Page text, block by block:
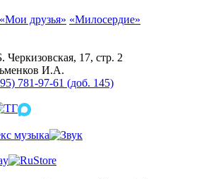
друзья» «Милосердие»
Черкизовская, 17, стр. 2
И.А.
781-97-61 (доб. 145)